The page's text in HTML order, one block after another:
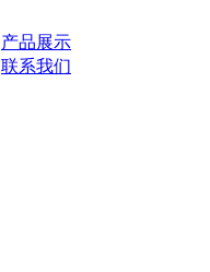
产品展示
联系我们